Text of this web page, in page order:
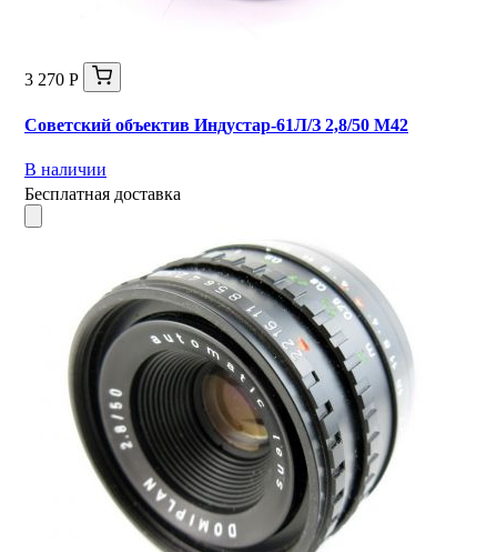
3 270 Р
Советский объектив Индустар-61Л/З 2,8/50 М42
В наличии
Бесплатная доставка